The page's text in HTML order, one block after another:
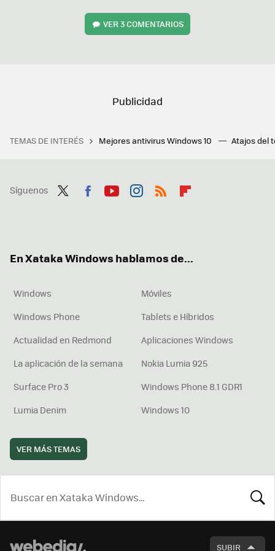
VER3 COMENTARIOS
TEMAS DE INTERÉS Mejores antivirus Windows 10 Atajos del
Síguenos
En Xataka Windows hablamos de...
Windows
Móviles
Windows Phone
Tablets e Híbridos
Actualidad en Redmond
Aplicaciones Windows
La aplicación de la semana
Nokia Lumia 925
Surface Pro 3
Windows Phone 8.1 GDR1
Lumia Denim
Windows 10
VER MÁS TEMAS
SUBIR